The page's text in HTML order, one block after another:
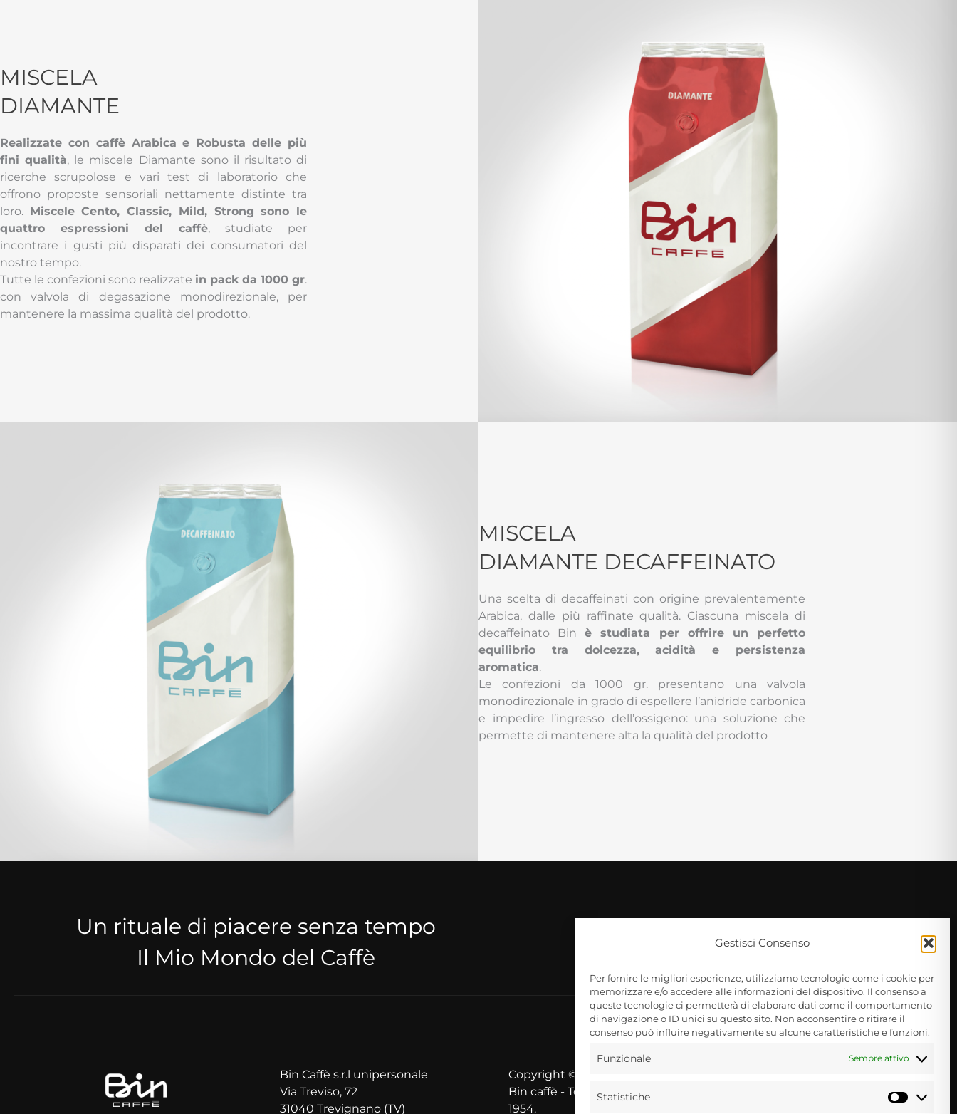
Gestisci Consenso
Per fornire le migliori esperienze, utilizziamo tecnologie come i cookie per
memorizzare e/o accedere alle informazioni del dispositivo. Il consenso a
queste tecnologie ci permetterà di elaborare dati come il comportamento
di navigazione o ID unici su questo sito. Non acconsentire o ritirare il
consenso può influire negativamente su alcune caratteristiche e funzioni.
Funzionale Sempre attivo
Statistiche
MISCELA
DIAMANTE
Realizzate con caffè Arabica e Robusta delle più
fini qualità, le miscele Diamante sono il risultato di
ricerche scrupolose e vari test di laboratorio che
offrono proposte sensoriali nettamente distinte tra
loro. Miscele Cento, Classic, Mild, Strong sono le
quattro espressioni del caffè, studiate per
incontrare i gusti più disparati dei consumatori del
nostro tempo.
Tutte le confezioni sono realizzate in pack da 1000 gr.
con valvola di degasazione monodirezionale, per
mantenere la massima qualità del prodotto.
MISCELA
DIAMANTE DECAFFEINATO
Una scelta di decaffeinati con origine prevalentemente
Arabica, dalle più raffinate qualità. Ciascuna miscela di
decaffeinato Binè studiata per offrire un perfetto
equilibrio tra dolcezza, acidità e persistenza
aromatica.
Le confezioni da 1000 gr. presentano una valvola
monodirezionale in grado di espellere l’anidride carbonica
e impedire l’ingresso dell’ossigeno: una soluzione che
permette di mantenere alta la qualità del prodotto
Un rituale di piacere senza tempo
Il Mio Mondo del Caffè
Bin Caffè s.r.l unipersonale
Via Treviso, 72
31040 Trevignano (TV)
Copyright © 2025
Bin caffè - Torrefazione dal
1954.